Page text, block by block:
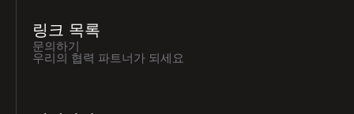
링크 목록
문의하기
우리의 협력 파트너가 되세요